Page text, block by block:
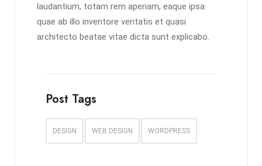
laudantium, totam rem aperiam, eaque ipsa
quae ab illo inventore veritatis et quasi
architecto beatae vitae dicta sunt explicabo.
Post Tags
DESIGN WEB DESIGN WORDPRESS